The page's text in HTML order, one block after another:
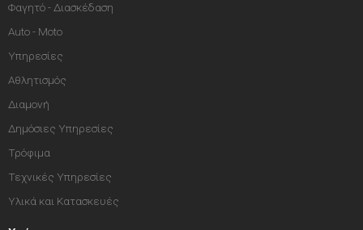
Φαγητό - Διασκέδαση
Auto - Moto
Υπηρεσίες
Αθλητισμός
Διαμονή
Δημόσιες Υπηρεσίες
Τρόφιμα
Τεχνικές Υπηρεσίες
Υλικά και Κατασκευές